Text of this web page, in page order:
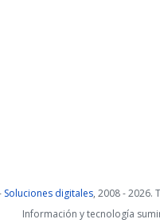
Soluciones digitales, 2008 - 2026.
Información y tecnología